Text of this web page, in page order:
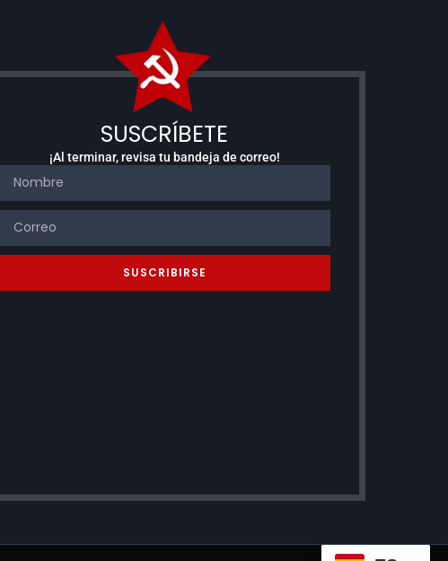
SUSCRÍBETE
¡Al terminar, revisa tu bandeja de correo!
SUSCRIBIRSE